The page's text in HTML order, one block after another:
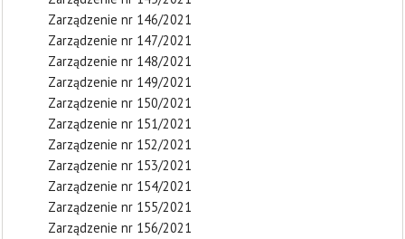
Zarządzenie nr 146/2021
Zarządzenie nr 147/2021
Zarządzenie nr 148/2021
Zarządzenie nr 149/2021
Zarządzenie nr 150/2021
Zarządzenie nr 151/2021
Zarządzenie nr 152/2021
Zarządzenie nr 153/2021
Zarządzenie nr 154/2021
Zarządzenie nr 155/2021
Zarządzenie nr 156/2021